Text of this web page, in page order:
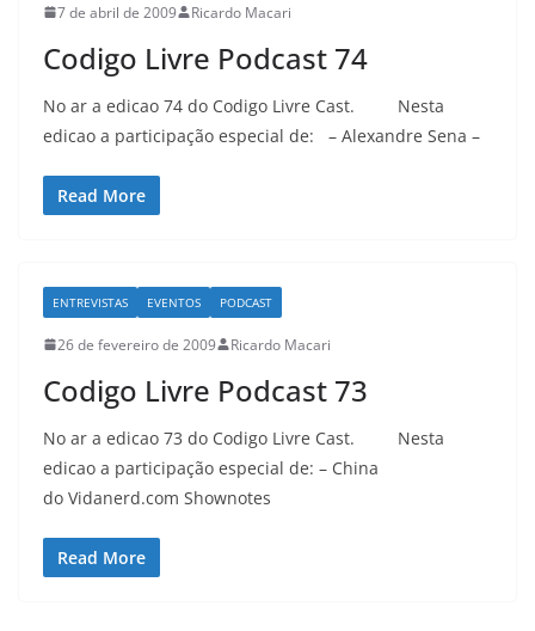
7 de abril de 2009 Ricardo Macari
Codigo Livre Podcast 74
No ar a edicao 74 do Codigo Livre Cast. Nesta
edicao a participação especial de: – Alexandre Sena –
Read More
ENTREVISTAS EVENTOS PODCAST
26 de fevereiro de 2009 Ricardo Macari
Codigo Livre Podcast 73
No ar a edicao 73 do Codigo Livre Cast. Nesta
edicao a participação especial de: – China
do Vidanerd.com Shownotes
Read More